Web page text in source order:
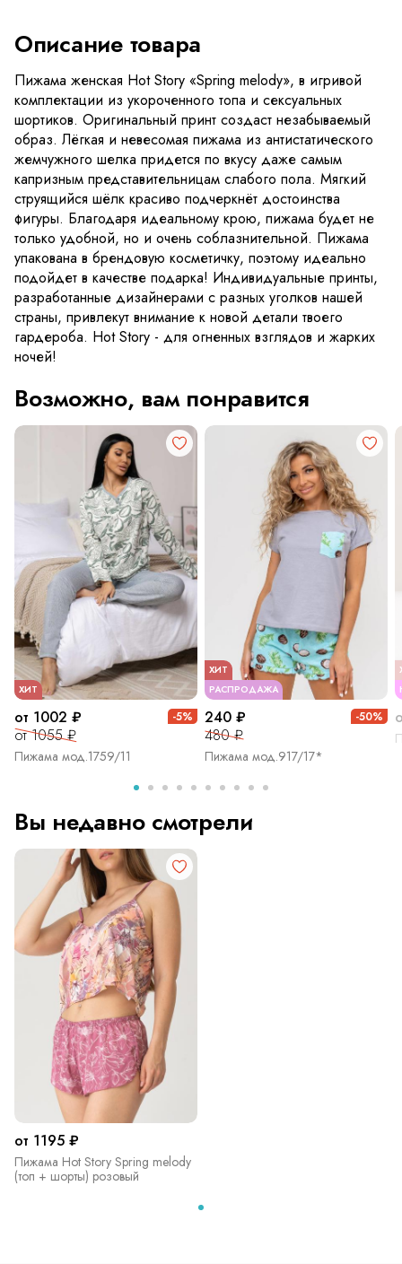
Описание товара
Пижама женская Hot Story «Spring melody», в игривой
комплектации из укороченного топа и сексуальных
шортиков. Оригинальный принт создаст незабываемый
образ. Лёгкая и невесомая пижама из антистатического
жемчужного шелка придется по вкусу даже самым
капризным представительницам слабого пола. Мягкий
струящийся шёлк красиво подчеркнёт достоинства
фигуры. Благодаря идеальному крою, пижама будет не
только удобной, но и очень соблазнительной. Пижама
упакована в брендовую косметичку, поэтому идеально
подойдет в качестве подарка! Индивидуальные принты,
разработанные дизайнерами с разных уголков нашей
страны, привлекут внимание к новой детали твоего
гардероба. Hot Story - для огненных взглядов и жарких
ночей!
Возможно, вам понравится
ХИТ
от 1002 ₽
от 1055 ₽
-5%
Пижама мод.1759/11
РАСПРОДАЖА
ХИТ
240 ₽
480 ₽
-50%
Пижама мод.917/17*
Вы недавно смотрели
от 1195 ₽
Пижама Hot Story Spring melody
(топ + шорты) розовый